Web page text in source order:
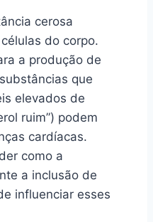
cerosa
do corpo.
a produção de
que
elevados de
ruim”) podem
cardíacas.
como a
a inclusão de
influenciar esses